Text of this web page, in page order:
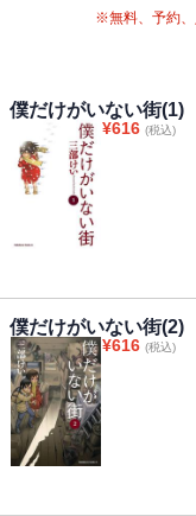
※無料、予約、
僕だけがいない街(1)
¥616 (税込)
僕だけがいない街(2)
¥616 (税込)